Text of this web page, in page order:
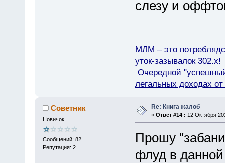
слезу и
МЛМ – это
уток-зазывалок 302.x!
Очередной
легальных доходах
Советник
Новичок
Сообщений: 82
Репутация: 2
Re: Книга жалоб
« Ответ #14 : 12 Октября
Прошу
флуд в